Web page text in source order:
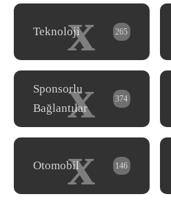
x
Teknoloji 265
x
Sponsorlu
Bağlantılar
374
x
Otomobil 146